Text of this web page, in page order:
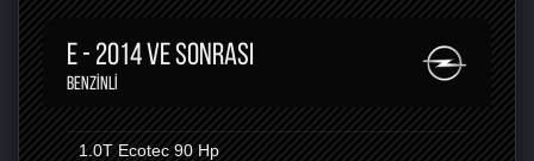
E - 2014 VE SONRASI
BENZINLI
1.0T Ecotec 90 Hp